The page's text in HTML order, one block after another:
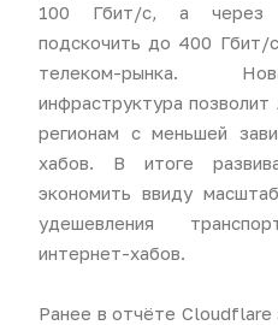
100 Гбит/с, а через
подскочить до 400 Гбит/
телеком-рынка.
инфраструктура позволит
регионам с меньшей
хабов. В итоге
экономить ввиду
удешевления
интернет-хабов.
Ранее в отчёте